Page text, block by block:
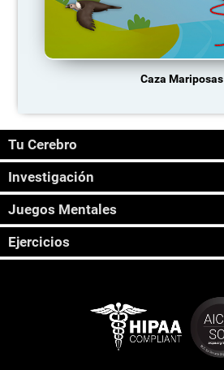
Caza Mariposas
Tu Cerebro
Investigación
Juegos Mentales
Ejercicios